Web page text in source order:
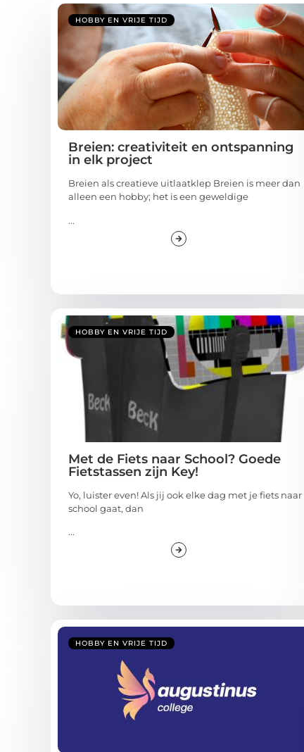
HOBBY EN VRIJE TIJD
Breien: creativiteit en ontspanning
in elk project
Breien als creatieve uitlaatklep Breien is meer dan
alleen een hobby; het is een geweldige
...
HOBBY EN VRIJE TIJD
Met de Fiets naar School? Goede
Fietstassen zijn Key!
Yo, luister even! Als jij ook elke dag met je fiets naar
school gaat, dan
...
HOBBY EN VRIJE TIJD